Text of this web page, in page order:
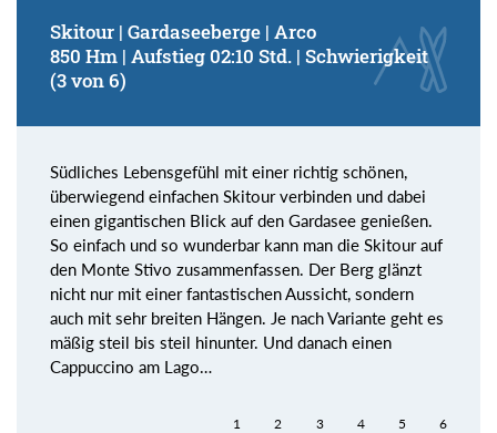
Skitour | Gardaseeberge | Arco
850 Hm | Aufstieg 02:10 Std. | Schwierigkeit
(3 von 6)
Südliches Lebensgefühl mit einer richtig schönen,
überwiegend einfachen Skitour verbinden und dabei
einen gigantischen Blick auf den Gardasee genießen.
So einfach und so wunderbar kann man die Skitour auf
den Monte Stivo zusammenfassen. Der Berg glänzt
nicht nur mit einer fantastischen Aussicht, sondern
auch mit sehr breiten Hängen. Je nach Variante geht es
mäßig steil bis steil hinunter. Und danach einen
Cappuccino am Lago…
1 2 3 4 5 6